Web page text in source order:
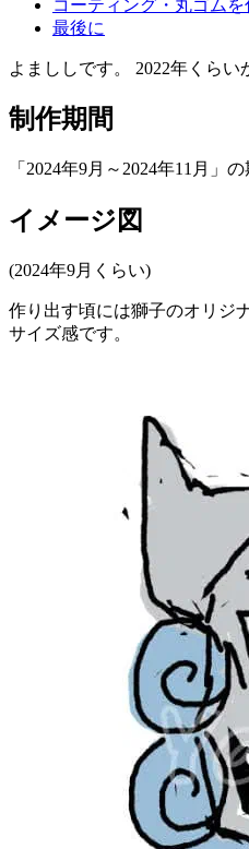
コーティング・丸ゴム
最後に
よまししです。 2022年くら
制作期間
「2024年9月～2024年11月」
イメージ図
(2024年9月くらい)
作り出す頃には獅子のオリジ
サイズ感です。